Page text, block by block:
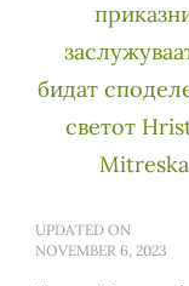
UPDATED ON
NOVEMBER 6, 2023